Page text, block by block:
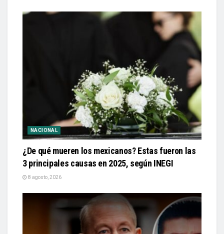
NACIONAL
¿De qué mueren los mexicanos? Estas fueron las
3 principales causas en 2025, según INEGI
8 agosto, 2026